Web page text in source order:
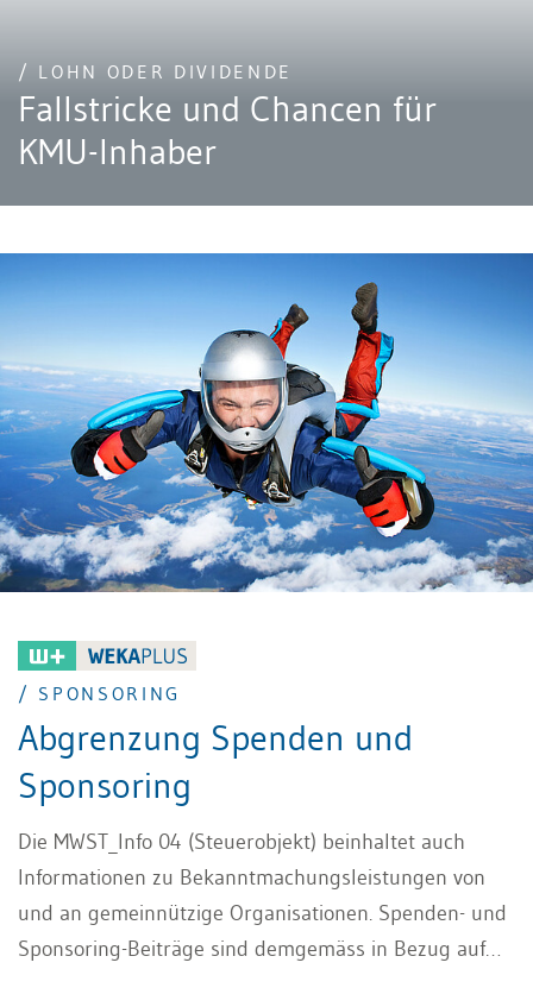
/ LOHN ODER DIVIDENDE
Fallstricke und Chancen für
KMU-Inhaber
/ SPONSORING
Abgrenzung Spenden und
Sponsoring
Die MWST_Info 04 (Steuerobjekt) beinhaltet auch
Informationen zu Bekanntmachungsleistungen von
und an gemeinnützige Organisationen. Spenden- und
Sponsoring-Beiträge sind demgemäss in Bezug auf